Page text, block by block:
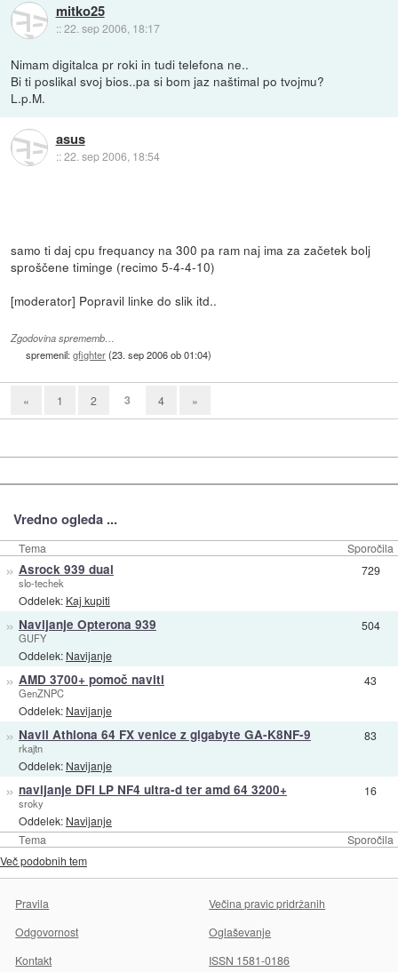
mitko25
::22. sep 2006, 18:17
Nimam digitalca pr roki in tudi telefona ne..
Bi ti poslikal svoj bios..pa si bom jaz naštimal po tvojmu?
L.p.M.
asus
::22. sep 2006, 18:54
samo ti daj cpu frequancy na 300 pa ram naj ima za začetek bolj
sproščene timinge (recimo 5-4-4-10)
[moderator] Popravil linke do slik itd..
Zgodovina sprememb…
spremenil:gfighter(23. sep 2006 ob 01:04)
« 1 2 3 4 »
Vredno ogleda ...
Tema Sporočila
Tema Sporočila
» Asrock 939 dual
slo-techek
Oddelek: Kaj kupiti
729
» Navijanje Opterona 939
GUFY
Oddelek: Navijanje
504
» AMD 3700+ pomoč naviti
GenZNPC
Oddelek: Navijanje
43
» Navil Athlona 64 FX venice z gigabyte GA-K8NF-9
rkajtn
Oddelek: Navijanje
83
» navijanje DFI LP NF4 ultra-d ter amd 64 3200+
sroky
Oddelek: Navijanje
16
Več podobnih tem
Pravila
Večina pravic pridržanih
Odgovornost
Oglaševanje
Kontakt
ISSN 1581-0186